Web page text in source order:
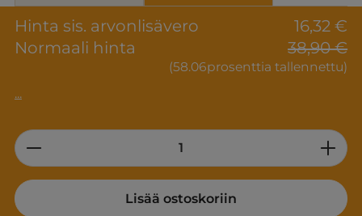
Hinta sis. arvonlisävero
16,32 €
Normaali hinta
38,90 €
(58.06prosenttia tallennettu)
...
Product Quantity: Enter the desired
Lisää ostoskoriin